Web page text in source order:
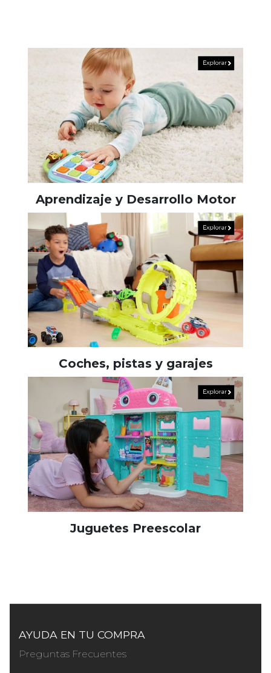
Aprendizaje y Desarrollo Motor
Coches, pistas y garajes
Juguetes Preescolar
AYUDA EN TU COMPRA
Preguntas Frecuentes